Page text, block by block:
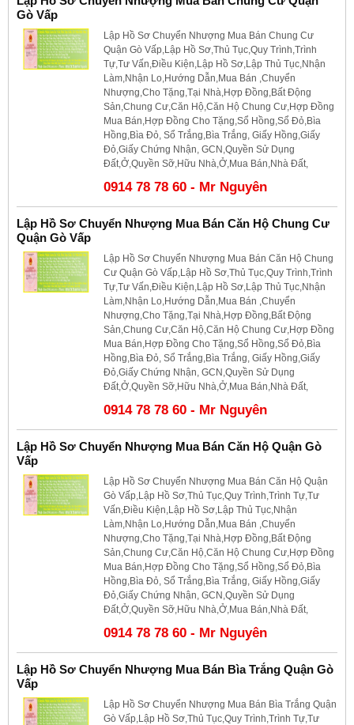
Gò Vấp
Lập Hồ Sơ Chuyển Nhượng Mua Bán Chung Cư
Quận Gò Vấp,Lập Hồ Sơ,Thủ Tục,Quy Trình,Trình
Tự,Tư Vấn,Điều Kiện,Lập Hồ Sơ,Lập Thủ Tục,Nhận
Làm,Nhận Lo,Hướng Dẫn,Mua Bán ,Chuyển
Nhượng,Cho Tặng,Tại Nhà,Hợp Đồng,Bất Động
Sản,Chung Cư,Căn Hộ,Căn Hộ Chung Cư,Hợp Đồng
Mua Bán,Hợp Đồng Cho Tặng,Sổ Hồng,Sổ Đỏ,Bìa
Hồng,Bìa Đỏ, Sổ Trắng,Bìa Trắng, Giấy Hồng,Giấy
Đỏ,Giấy Chứng Nhận, GCN,Quyền Sử Dụng
Đất,Ở,Quyền Sỡ,Hữu Nhà,Ở,Mua Bán,Nhà Đất,
0914 78 78 60 - Mr Nguyên
Lập Hồ Sơ Chuyển Nhượng Mua Bán Căn Hộ Chung Cư
Quận Gò Vấp
Lập Hồ Sơ Chuyển Nhượng Mua Bán Căn Hộ Chung
Cư Quận Gò Vấp,Lập Hồ Sơ,Thủ Tục,Quy Trình,Trình
Tự,Tư Vấn,Điều Kiện,Lập Hồ Sơ,Lập Thủ Tục,Nhận
Làm,Nhận Lo,Hướng Dẫn,Mua Bán ,Chuyển
Nhượng,Cho Tặng,Tại Nhà,Hợp Đồng,Bất Động
Sản,Chung Cư,Căn Hộ,Căn Hộ Chung Cư,Hợp Đồng
Mua Bán,Hợp Đồng Cho Tặng,Sổ Hồng,Sổ Đỏ,Bìa
Hồng,Bìa Đỏ, Sổ Trắng,Bìa Trắng, Giấy Hồng,Giấy
Đỏ,Giấy Chứng Nhận, GCN,Quyền Sử Dụng
Đất,Ở,Quyền Sỡ,Hữu Nhà,Ở,Mua Bán,Nhà Đất,
0914 78 78 60 - Mr Nguyên
Lập Hồ Sơ Chuyển Nhượng Mua Bán Căn Hộ Quận Gò
Vấp
Lập Hồ Sơ Chuyển Nhượng Mua Bán Căn Hộ Quận
Gò Vấp,Lập Hồ Sơ,Thủ Tục,Quy Trình,Trình Tự,Tư
Vấn,Điều Kiện,Lập Hồ Sơ,Lập Thủ Tục,Nhận
Làm,Nhận Lo,Hướng Dẫn,Mua Bán ,Chuyển
Nhượng,Cho Tặng,Tại Nhà,Hợp Đồng,Bất Động
Sản,Chung Cư,Căn Hộ,Căn Hộ Chung Cư,Hợp Đồng
Mua Bán,Hợp Đồng Cho Tặng,Sổ Hồng,Sổ Đỏ,Bìa
Hồng,Bìa Đỏ, Sổ Trắng,Bìa Trắng, Giấy Hồng,Giấy
Đỏ,Giấy Chứng Nhận, GCN,Quyền Sử Dụng
Đất,Ở,Quyền Sỡ,Hữu Nhà,Ở,Mua Bán,Nhà Đất,
0914 78 78 60 - Mr Nguyên
Lập Hồ Sơ Chuyển Nhượng Mua Bán Bìa Trắng Quận Gò
Vấp
Lập Hồ Sơ Chuyển Nhượng Mua Bán Bìa Trắng Quận
Gò Vấp,Lập Hồ Sơ,Thủ Tục,Quy Trình,Trình Tự,Tư